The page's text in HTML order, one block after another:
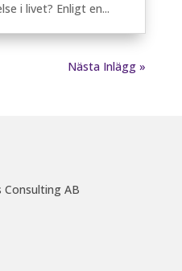
i livet? Enligt en...
Nästa Inlägg »
AB